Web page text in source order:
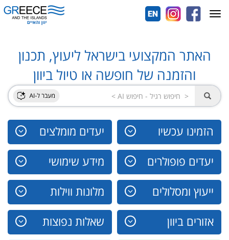
האתר המקצועי בישראל ליעוץ, תכנון
והזמנה של חופשה או טיול ביוון
הזמינו עכשיו יעדים מומלצים
יעדים פופולרים מידע שימושי
ייעוץ ומסלולים מלונות ווילות
אזורים ביוון שאלות נפוצות
Toggle
navigation